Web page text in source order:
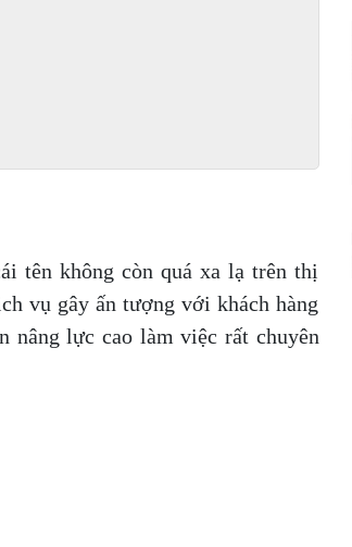
tên không còn quá xa lạ trên thị
vụ gây ấn tượng với khách hàng
nâng lực cao làm việc rất chuyên